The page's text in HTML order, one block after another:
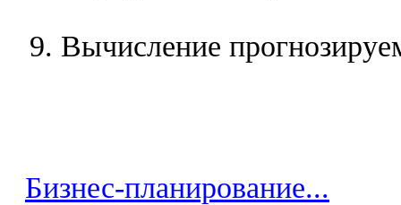
Вычисление
Бизнес-планирование...